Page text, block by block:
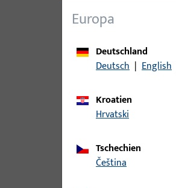
Varianten
Artikel
B-78430-
B-78430-
Europa
Deutschland
Deutsch | English
Kroatien
Hrvatski
Tschechien
čeština